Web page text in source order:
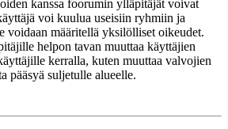
kanssa foorumin ylläpitäjät voivat
voi kuulua useisiin ryhmiin ja
voidaan määritellä yksilölliset oikeudet.
helpon tavan muuttaa käyttäjien
kerralla, kuten muuttaa valvojien
pääsyä suljetulle alueelle.